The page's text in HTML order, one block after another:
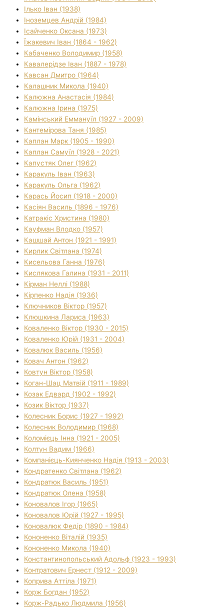
Ілько Іван (1938)
Іноземцев Андрій (1984)
Ісайченко Оксана (1973)
Їжакевич Іван (1864 - 1962)
Кабаченко Володимир (1958)
Кавалерідзе Іван (1887 - 1978)
Кавсан Дмитро (1964)
Калашник Микола (1940)
Калюжна Анастасія (1984)
Калюжна Ірина (1975)
Камінський Еммануїл (1927 - 2009)
Кантемірова Таня (1985)
Каплан Марк (1905 - 1990)
Каплан Самуїл (1928 - 2021)
Капустяк Олег (1962)
Каракуль Іван (1963)
Каракуль Ольга (1962)
Карась Йосип (1918 - 2000)
Касіян Василь (1896 - 1976)
Катракіс Христина (1980)
Кауфман Влодко (1957)
Кашшай Антон (1921 - 1991)
Кирлик Світлана (1974)
Кисельова Ганна (1976)
Кислякова Галина (1931 - 2011)
Кірман Неллі (1988)
Кірпенко Надія (1936)
Ключников Віктор (1957)
Клюшкина Лариса (1963)
Коваленко Віктор (1930 - 2015)
Коваленко Юрій (1931 - 2004)
Ковалюк Василь (1956)
Ковач Антон (1962)
Ковтун Віктор (1958)
Коган-Шац Матвій (1911 - 1989)
Козак Едвард (1902 - 1992)
Козик Віктор (1937)
Колесник Борис (1927 - 1992)
Колесник Володимир (1968)
Коломієць Інна (1921 - 2005)
Колтун Вадим (1966)
Компанієць-Киянченко Надія (1913 - 2003)
Кондратенко Світлана (1962)
Кондратюк Василь (1951)
Кондратюк Олена (1958)
Коновалов Ігор (1965)
Коновалов Юрій (1927 - 1995)
Коновалюк Федір (1890 - 1984)
Кононенко Віталій (1935)
Кононенко Микола (1940)
Константинопольський Адольф (1923 - 1993)
Контратович Ернест (1912 - 2009)
Коприва Аттіла (1971)
Корж Богдан (1952)
Корж-Радько Людмила (1956)